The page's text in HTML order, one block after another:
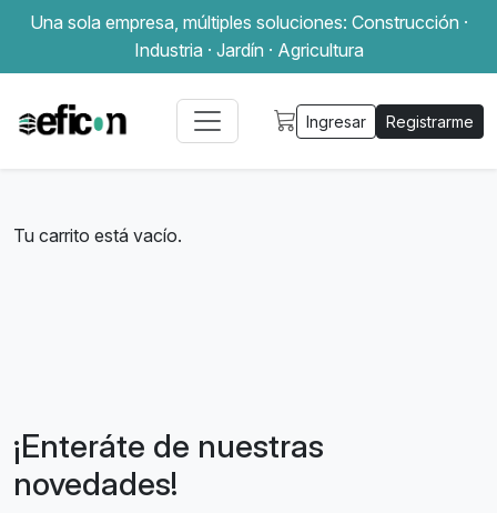
Una sola empresa, múltiples soluciones: Construcción ·
Industria · Jardín · Agricultura
Ingresar Registrarme
Tu carrito está vacío.
¡Enteráte de nuestras
novedades!